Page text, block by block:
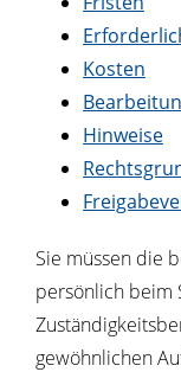
Kosten
Hinweise
Sie müssen die
persönlich beim
gewöhnlichen